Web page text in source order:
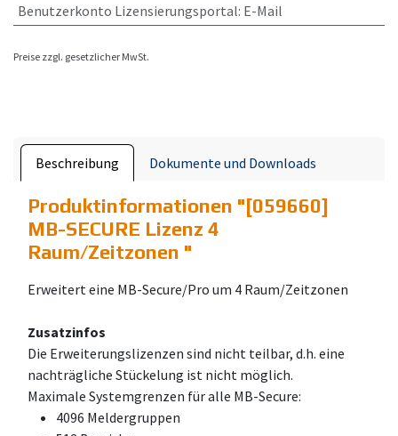
Benutzerkonto Lizensierungsportal: E-Mail
Preise zzgl. gesetzlicher MwSt.
Beschreibung Dokumente und Downloads
Produktinformationen "[059660]
MB-SECURE Lizenz 4
Raum/Zeitzonen "
Erweitert eine MB-Secure/Pro um 4 Raum/Zeitzonen
Zusatzinfos
Die Erweiterungslizenzen sind nicht teilbar, d.h. eine
nachträgliche Stückelung ist nicht möglich.
Maximale Systemgrenzen für alle MB-Secure:
4096 Meldergruppen